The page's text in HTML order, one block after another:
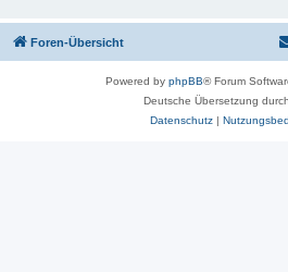
Foren-Übersicht
Powered by phpBB® Forum
Deutsche Übersetzung durch
Datenschutz|